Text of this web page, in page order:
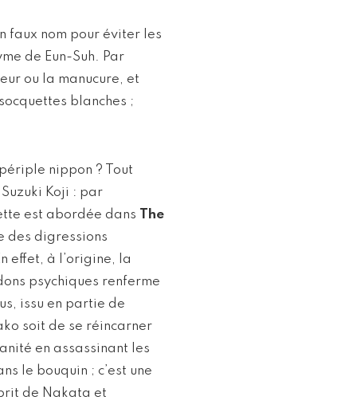
faux nom pour éviter les
de Eun-Suh. Par
ou la manucure, et
blanches ;
nippon ? Tout
Koji : par
est abordée dans
The
des digressions
effet, à l’origine, la
psychiques renferme
issu en partie de
soit de se réincarner
en assassinant les
le bouquin ; c’est une
de Nakata et